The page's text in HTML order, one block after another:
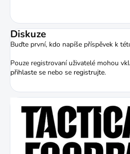
Diskuze
Buďte první, kdo napíše příspěvek k
Pouze registrovaní uživatelé mohou
přihlaste se nebo se registrujte.